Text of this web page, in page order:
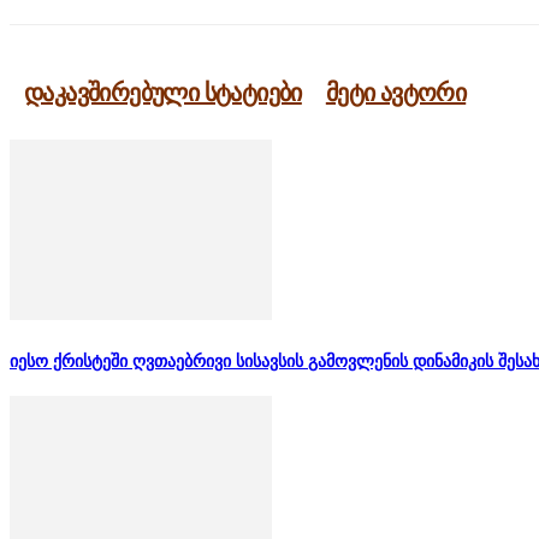
დაკავშირებული სტატიები მეტი ავტორი
იესო ქრისტეში ღვთაებრივი სისავსის გამოვლენის დინამიკის